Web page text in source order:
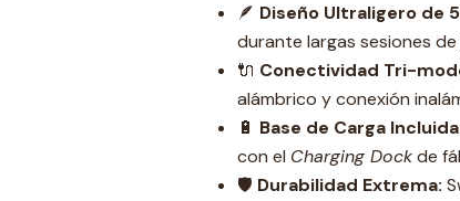
🪶 Diseño Ultraligero de
durante largas sesiones de
🔌 Conectividad Tri-
alámbrico y conexión
🔋 Base de Carga
con el Charging Dockde
🛡️ Durabilidad Extrema: